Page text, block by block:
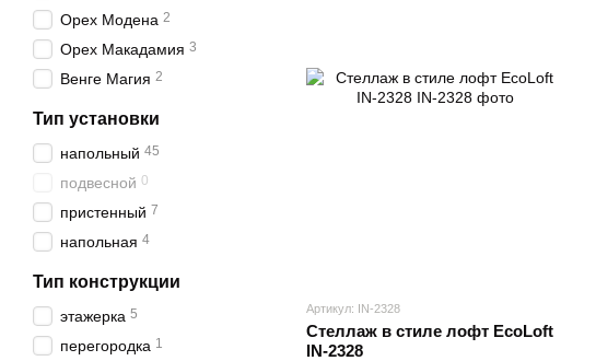
Артикул: IN-2328
Стеллаж в стиле лофт EcoLoft
IN-2328
Орех Модена 2
Орех Макадамия 3
Венге Магия 2
Тип установки
напольный 45
подвесной 0
пристенный 7
напольная 4
Тип конструкции
этажерка 5
перегородка 1